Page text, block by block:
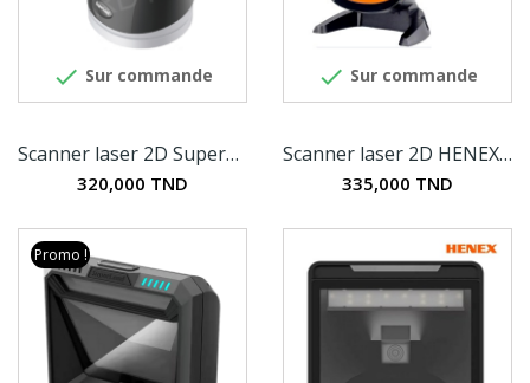
 Sur commande
Scanner laser 2D SuperLead 7350
320,000 TND
 Sur commande
Scanner laser 2D HENEX HC-666
335,000 TND
Promo !